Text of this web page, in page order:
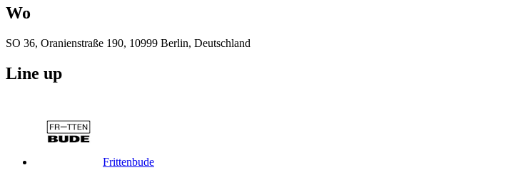
Wo
SO 36, Oranienstraße 190, 10999 Berlin, Deutschland
Line up
Frittenbude